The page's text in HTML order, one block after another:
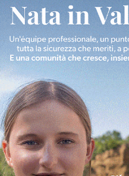
Cronaca 3 Agosto 2026
Scomparso da una
Fiorentino l’uomo
Levane nel 2020
Cronaca 5 Agosto 2026
Continuano le
Prefettura: “In caso
il 112”